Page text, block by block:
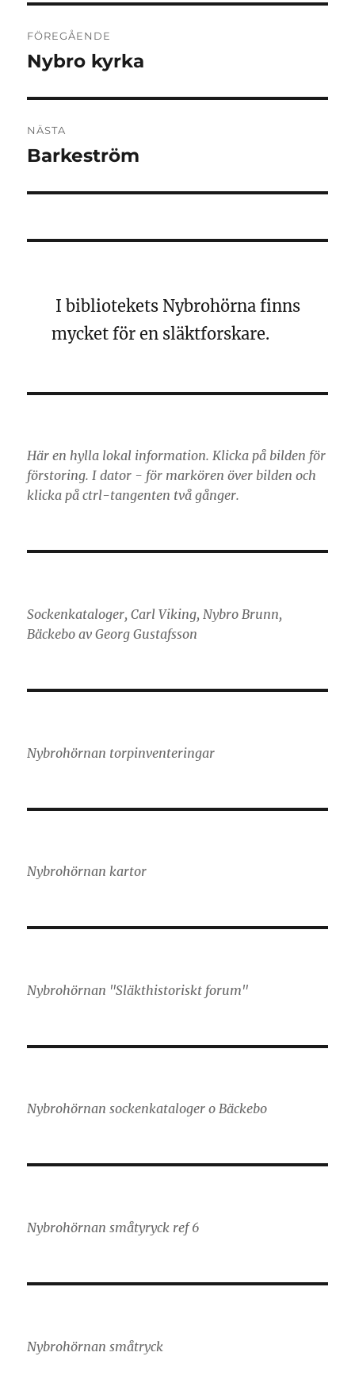
FÖREGÅENDE
Föregående
Nybro kyrka
NÄSTA
Nästa
Barkeström
I bibliotekets Nybrohörna finns
mycket för en släktforskare.
Här en hylla lokal information. Klicka på bilden för
förstoring. I dator - för markören över bilden och
klicka på ctrl-tangenten två gånger.
Sockenkataloger, Carl Viking, Nybro Brunn,
Bäckebo av Georg Gustafsson
Nybrohörnan torpinventeringar
Nybrohörnan kartor
Nybrohörnan "Släkthistoriskt forum"
Nybrohörnan sockenkataloger o Bäckebo
Nybrohörnan småtyryck ref 6
Nybrohörnan småtryck